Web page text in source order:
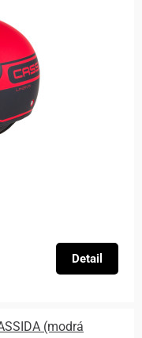
Detail
(modrá